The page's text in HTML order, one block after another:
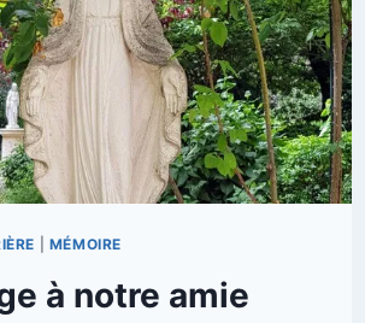
MÉMOIRE
à notre amie